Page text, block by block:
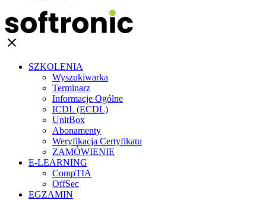
clear
SZKOLENIA
Wyszukiwarka
Terminarz
Informacje Ogólne
ICDL (ECDL)
UnitBox
Abonamenty
Weryfikacja Certyfikatu
ZAMÓWIENIE
E-LEARNING
CompTIA
OffSec
EGZAMIN